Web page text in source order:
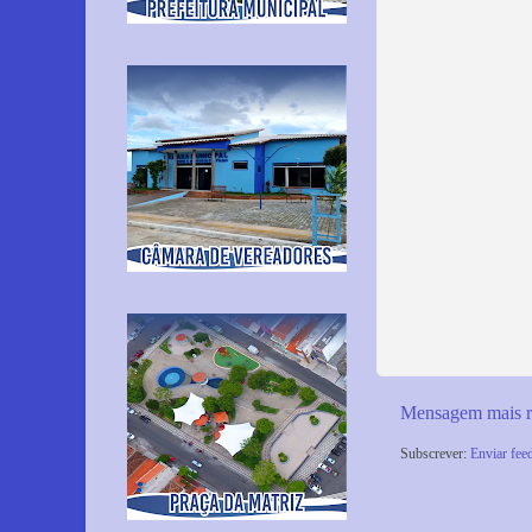
Mensagem mais
Subscrever: Enviar